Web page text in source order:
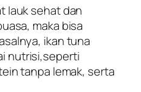
lauk sehat dan
maka bisa
ikan tuna
nutrisi,seperti
tanpa lemak, serta